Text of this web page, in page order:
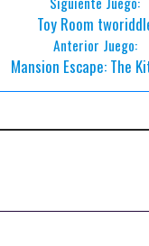
Toy Room
Anterior Juego:
Mansion Escape: The